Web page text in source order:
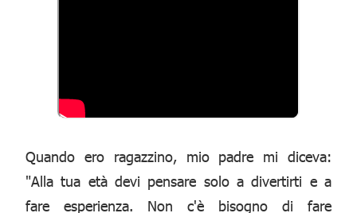
Quando ero ragazzino, mio padre mi diceva:
"Alla tua età devi pensare solo a divertirti e a
fare esperienza. Non c'è bisogno di fare